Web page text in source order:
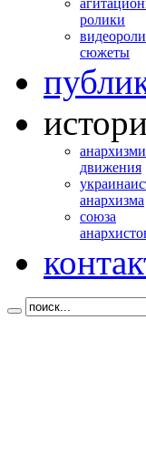
ролики
видео
сюжеты
анархизм
движения
украина
анархизма
союза